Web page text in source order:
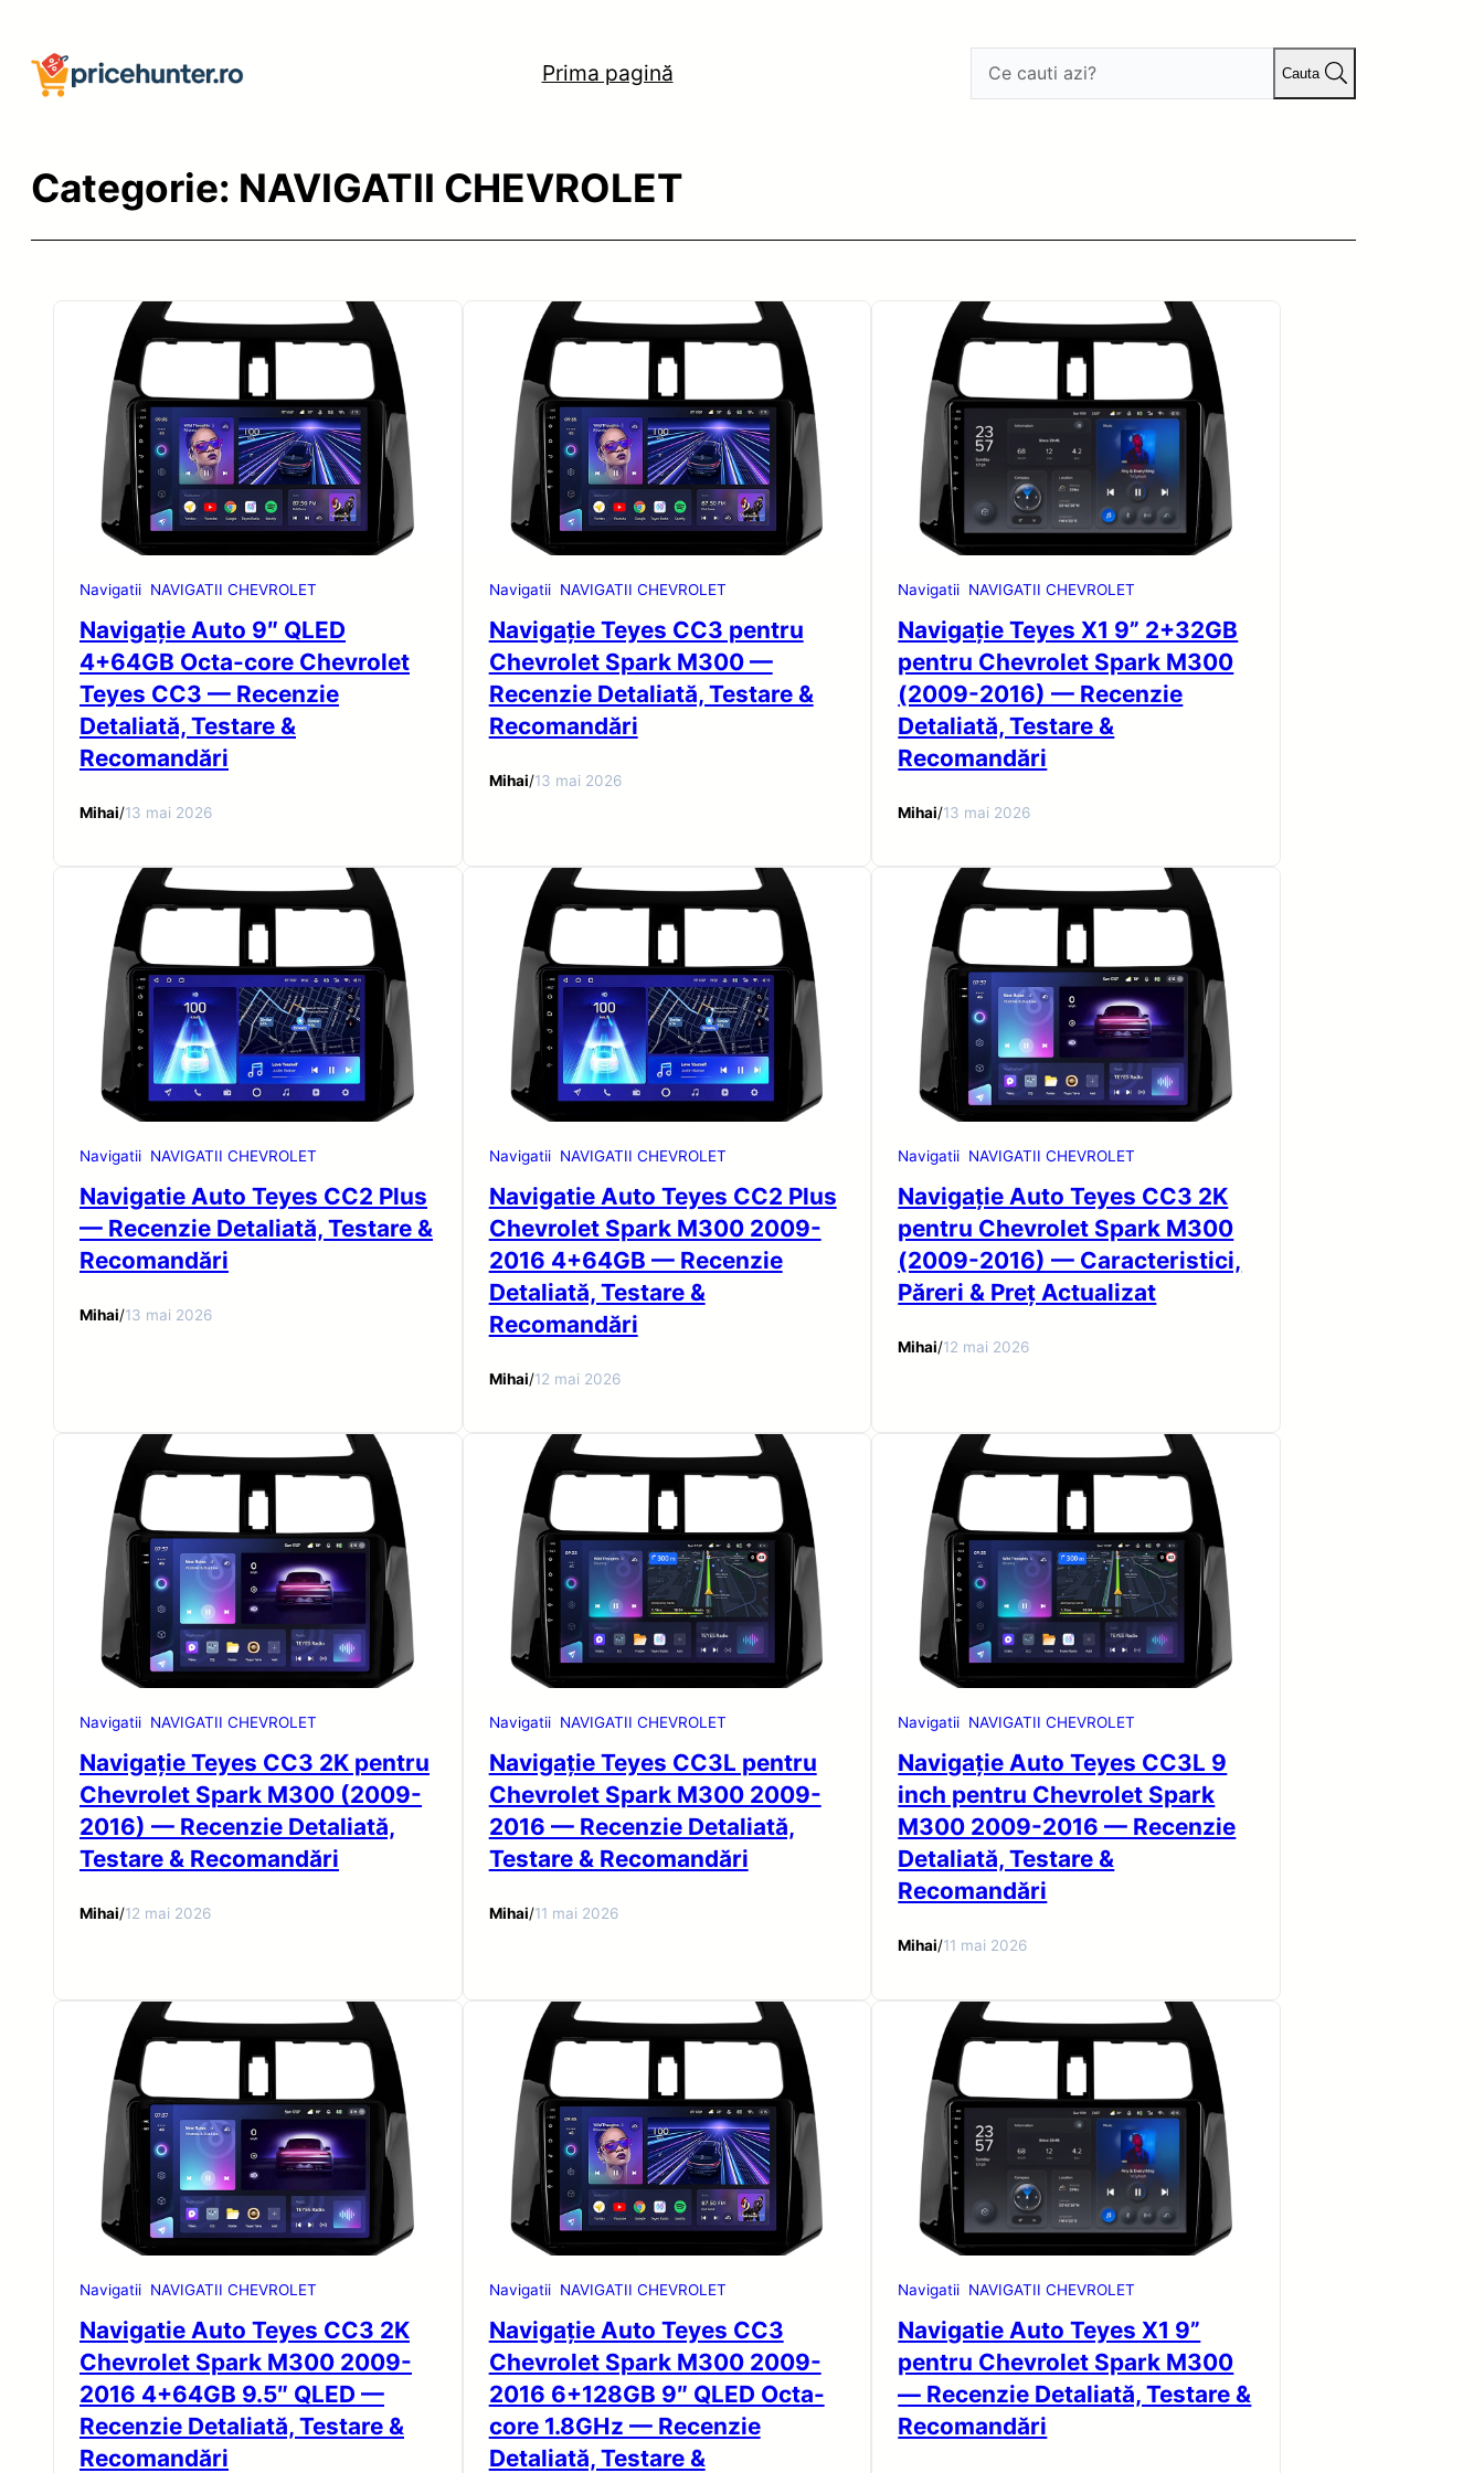
conținut
Prima pagină Cauta
Categorie: NAVIGATII CHEVROLET
Navigatii NAVIGATII CHEVROLET
Navigație Auto 9″ QLED
4+64GB Octa-core Chevrolet
Teyes CC3 — Recenzie
Detaliată, Testare &
Recomandări
Mihai/13 mai 2026
Navigatii NAVIGATII CHEVROLET
Navigație Teyes CC3 pentru
Chevrolet Spark M300 —
Recenzie Detaliată, Testare &
Recomandări
Mihai/13 mai 2026
Navigatii NAVIGATII CHEVROLET
Navigație Teyes X1 9” 2+32GB
pentru Chevrolet Spark M300
(2009-2016) — Recenzie
Detaliată, Testare &
Recomandări
Mihai/13 mai 2026
Navigatii NAVIGATII CHEVROLET
Navigatie Auto Teyes CC2 Plus
— Recenzie Detaliată, Testare &
Recomandări
Mihai/13 mai 2026
Navigatii NAVIGATII CHEVROLET
Navigatie Auto Teyes CC2 Plus
Chevrolet Spark M300 2009-
2016 4+64GB — Recenzie
Detaliată, Testare &
Recomandări
Mihai/12 mai 2026
Navigatii NAVIGATII CHEVROLET
Navigație Auto Teyes CC3 2K
pentru Chevrolet Spark M300
(2009-2016) — Caracteristici,
Păreri & Preț Actualizat
Mihai/12 mai 2026
Navigatii NAVIGATII CHEVROLET
Navigație Teyes CC3 2K pentru
Chevrolet Spark M300 (2009-
2016) — Recenzie Detaliată,
Testare & Recomandări
Mihai/12 mai 2026
Navigatii NAVIGATII CHEVROLET
Navigație Teyes CC3L pentru
Chevrolet Spark M300 2009-
2016 — Recenzie Detaliată,
Testare & Recomandări
Mihai/11 mai 2026
Navigatii NAVIGATII CHEVROLET
Navigație Auto Teyes CC3L 9
inch pentru Chevrolet Spark
M300 2009-2016 — Recenzie
Detaliată, Testare &
Recomandări
Mihai/11 mai 2026
Navigatii NAVIGATII CHEVROLET
Navigatie Auto Teyes CC3 2K
Chevrolet Spark M300 2009-
2016 4+64GB 9.5″ QLED —
Recenzie Detaliată, Testare &
Recomandări
Navigatii NAVIGATII CHEVROLET
Navigație Auto Teyes CC3
Chevrolet Spark M300 2009-
2016 6+128GB 9″ QLED Octa-
core 1.8GHz — Recenzie
Detaliată, Testare &
Navigatii NAVIGATII CHEVROLET
Navigatie Auto Teyes X1 9”
pentru Chevrolet Spark M300
— Recenzie Detaliată, Testare &
Recomandări